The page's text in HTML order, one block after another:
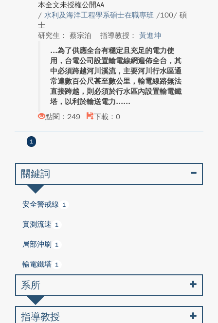
本全文未授權公開AA
/ 水利及海洋工程學系碩士在職專班 /100/ 碩
士
研究生： 蔡宗泊
指導教授： 黃進坤
為了供應全台有穩定且充足的電力使
用，台電公司設置輸電線網遍佈全台，其
中必須跨越河川溪流，主要河川行水區通
常達數百公尺甚至數公里，輸電線路無法
直接跨越，則必須於行水區內設置輸電鐵
塔，以利於輸送電力...
點閱：249
下載：0
1
關鍵詞
安全警戒線 1
實測流速 1
局部沖刷 1
輸電鐵塔 1
系所
指導教授